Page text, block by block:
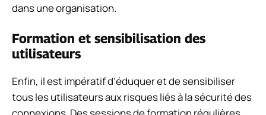
dans une organisation.
Formation et sensibilisation des
utilisateurs
Enfin, il est impératif d’éduquer et de sensibiliser
tous les utilisateurs aux risques liés à la sécurité des